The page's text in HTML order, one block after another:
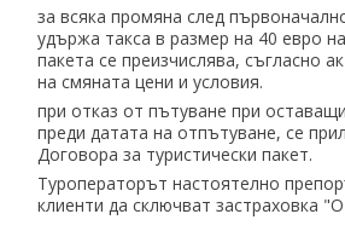
за всяка промяна след
удържа такса в размер на 40 евро
пакета се преизчислява, съгласно
на смяната цени и условия.
при отказ от пътуване при
преди датата на отпътуване, се
Договора за туристически пакет.
Туроператорът настоятелно
клиенти да сключват застраховка